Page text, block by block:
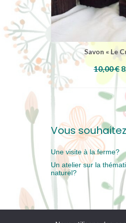
Savon « Le
10,00€
CHOIX DES
Ce
a
Les
la
du
Vous
Une visite à la ferme?
Un atelier sur la
naturel?